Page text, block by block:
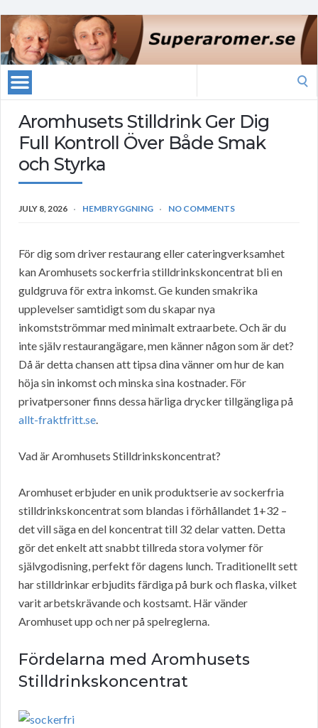
Aromhusets Stilldrink Ger Dig
Full Kontroll Över Både Smak
och Styrka
JULY 8, 2026 HEMBRYGGNING NO COMMENTS
För dig som driver restaurang eller cateringverksamhet
kan Aromhusets sockerfria stilldrinkskoncentrat bli en
guldgruva för extra inkomst. Ge kunden smakrika
upplevelser samtidigt som du skapar nya
inkomstströmmar med minimalt extraarbete. Och är du
inte själv restaurangägare, men känner någon som är det?
Då är detta chansen att tipsa dina vänner om hur de kan
höja sin inkomst och minska sina kostnader. För
privatpersoner finns dessa härliga drycker tillgängliga på
allt-fraktfritt.se.
Vad är Aromhusets Stilldrinkskoncentrat?
Aromhuset erbjuder en unik produktserie av sockerfria
stilldrinkskoncentrat som blandas i förhållandet 1+32 –
det vill säga en del koncentrat till 32 delar vatten. Detta
gör det enkelt att snabbt tillreda stora volymer för
självgodisning, perfekt för dagens lunch. Traditionellt sett
har stilldrinkar erbjudits färdiga på burk och flaska, vilket
varit arbetskrävande och kostsamt. Här vänder
Aromhuset upp och ner på spelreglerna.
Fördelarna med Aromhusets
Stilldrinkskoncentrat